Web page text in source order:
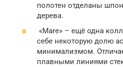
полотен отделаны
дерева.
«Mare» – ещё одна
себе некоторую долю
минимализмом.
плавными линиями